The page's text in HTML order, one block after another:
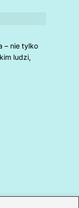
mogą
– nie tylko
ludzi,